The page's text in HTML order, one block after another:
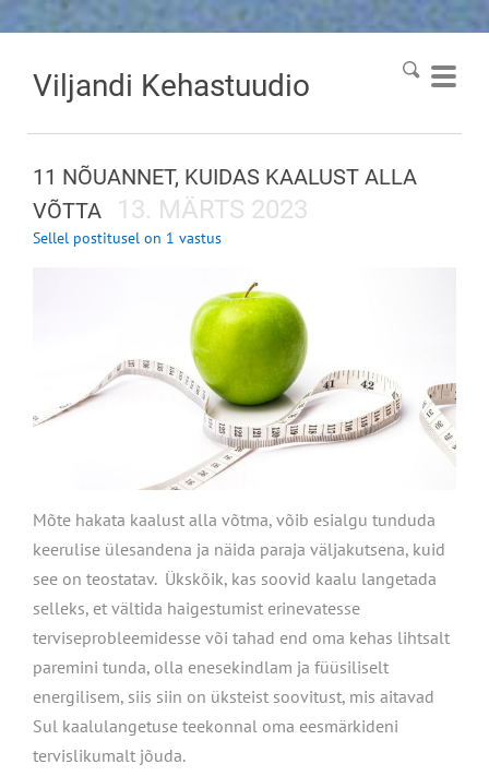
Viljandi Kehastuudio
11 NÕUANNET, KUIDAS KAALUST ALLA
VÕTTA
13. MÄRTS 2023
Sellel postitusel on 1 vastus
Mõte hakata kaalust alla võtma, võib esialgu tunduda
keerulise ülesandena ja näida paraja väljakutsena, kuid
see on teostatav. Ükskõik, kas soovid kaalu langetada
selleks, et vältida haigestumist erinevatesse
terviseprobleemidesse või tahad end oma kehas lihtsalt
paremini tunda, olla enesekindlam ja füüsiliselt
energilisem, siis siin on üksteist soovitust, mis aitavad
Sul kaalulangetuse teekonnal oma eesmärkideni
tervislikumalt jõuda.